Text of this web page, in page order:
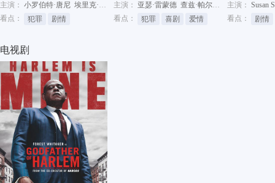
主演： 小罗伯特·唐尼 埃里克·罗伯茨
查兹·帕尔明特瑞
看点：
犯罪 剧情
主演： 亚瑟·雷蒙德 查兹·帕尔明特瑞
埃曼纽尔·
看点：
犯罪 喜剧 爱情
主演： Susan
看点：
剧情
电视剧